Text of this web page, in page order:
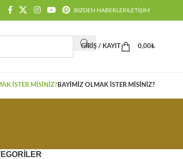
BIZDEN HABERLERİLETIŞIM
GIRIŞ / KAYIT 0,00₺
İSTER MISINIZ?BAYIMIZ OLMAK İSTER MISINIZ?